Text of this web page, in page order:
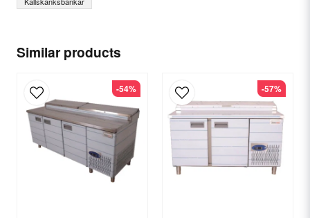
Similar products
-54% -57%
Yes, you can publish my question.